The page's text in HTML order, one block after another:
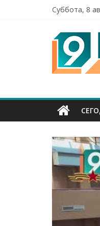
Суббота, 8
9